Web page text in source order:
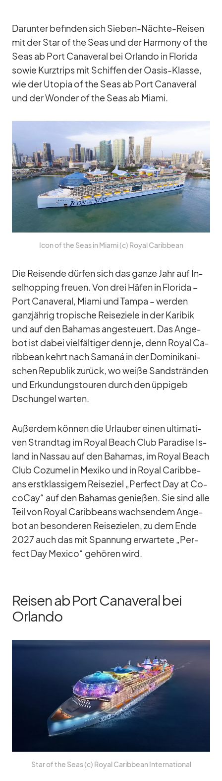
Dar­un­ter be­fin­den sich Sie­ben-Nächte-Rei­sen
mit der Star of the Seas und der Harm­ony of the
Seas ab Port Ca­na­ve­ral bei Or­lando in Flo­rida
so­wie Kurz­trips mit Schif­fen der Oa­sis-Klasse,
wie der Uto­pia of the Seas ab Port Ca­na­ve­ral
und der Won­der of the Seas ab Mi­ami.
Icon of the Seas in Mi­ami (c) Royal Ca­rib­bean
Die Rei­sende dür­fen sich das ganze Jahr auf In­
sel­hop­ping freuen. Von drei Hä­fen in Flo­rida –
Port Ca­na­ve­ral, Mi­ami und Tampa – wer­den
ganz­jäh­rig tro­pi­sche Rei­se­ziele in der Ka­ri­bik
und auf den Ba­ha­mas an­ge­steu­ert. Das An­ge­
bot ist da­bei viel­fäl­ti­ger denn je, denn Royal Ca­
rib­bean kehrt nach Sa­maná in der Do­mi­ni­ka­ni­
schen Re­pu­blik zu­rück, wo weiße Sand­strän­den
und Er­kun­dungs­tou­ren durch den üp­pi­geb
Dschun­gel war­ten.
Au­ßer­dem kön­nen die Ur­lau­ber ei­nen ul­ti­ma­ti­
ven Strand­tag im Royal Beach Club Pa­ra­dise Is­
land in Nas­sau auf den Ba­ha­mas, im Royal Beach
Club Co­zu­mel in Me­xiko und in Royal Ca­rib­be­
ans erst­klas­si­gem Rei­se­ziel „Per­fect Day at Co­
co­Cay“ auf den Ba­ha­mas ge­nie­ßen. Sie sind alle
Teil von Royal Ca­rib­be­ans wach­sen­dem An­ge­
bot an be­son­de­ren Rei­se­zie­len, zu dem Ende
2027 auch das mit Span­nung er­war­tete „Per­
fect Day Me­xico“ ge­hö­ren wird.
Reisen ab Port Canaveral bei
Orlando
Star of the Seas (c) Royal Ca­rib­bean In­ter­na­tio­nal